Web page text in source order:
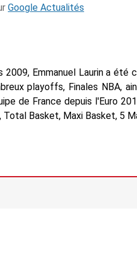
Google Actualités
Emmanuel Laurin a été
playoffs, Finales NBA,
de France depuis l'Euro
Basket, Maxi Basket, 5